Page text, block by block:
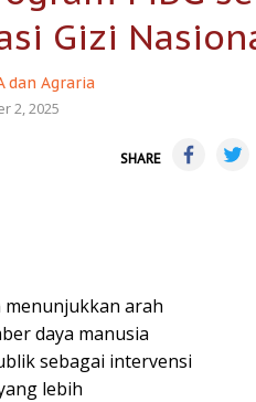
Gizi
dan Agraria
2, 2025
SHARE
menunjukkan arah
daya manusia
sebagai intervensi
lebih